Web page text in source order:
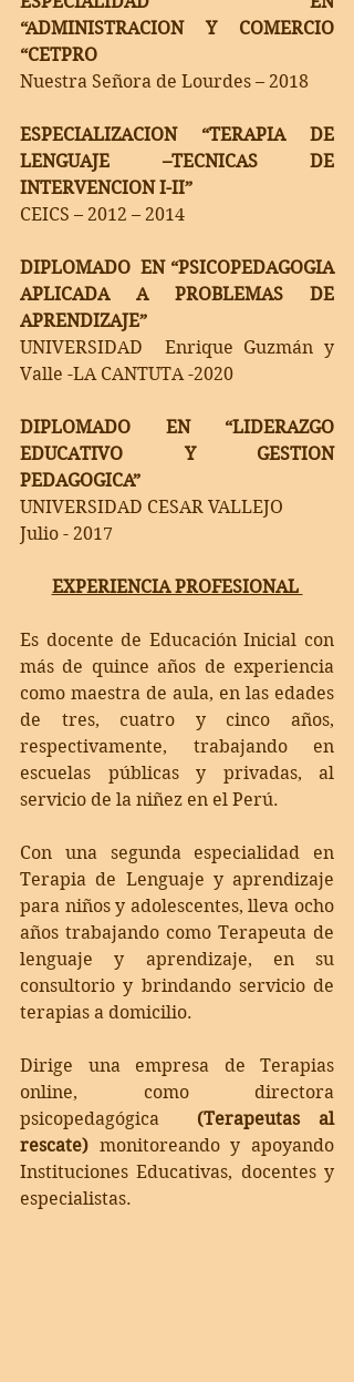
“ADMINISTRACION Y COMERCIO
“CETPRO
Nuestra Señora de Lourdes – 2018
ESPECIALIZACION “TERAPIA DE
LENGUAJE –TECNICAS DE
INTERVENCION I-II”
CEICS – 2012 – 2014
DIPLOMADO  EN “PSICOPEDAGOGIA
APLICADA A PROBLEMAS DE
APRENDIZAJE”
UNIVERSIDAD  Enrique Guzmán y
Valle -LA CANTUTA -2020
DIPLOMADO EN “LIDERAZGO
EDUCATIVO Y GESTION
PEDAGOGICA”
UNIVERSIDAD CESAR VALLEJO
Julio - 2017
EXPERIENCIA PROFESIONAL
Es docente de Educación Inicial con
más de quince años de experiencia
como maestra de aula, en las edades
de tres, cuatro y cinco años,
respectivamente, trabajando en
escuelas públicas y privadas, al
servicio de la niñez en el Perú.
Con una segunda especialidad en
Terapia de Lenguaje y aprendizaje
para niños y adolescentes, lleva ocho
años trabajando como Terapeuta de
lenguaje y aprendizaje, en su
consultorio y brindando servicio de
terapias a domicilio.
Dirige una empresa de Terapias
online, como directora
psicopedagógica
(Terapeutas al
rescate) monitoreando y apoyando
Instituciones Educativas, docentes y
especialistas.